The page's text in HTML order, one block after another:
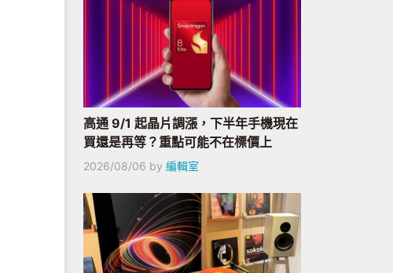
高通 9/1 起晶片調漲，下半年手機現在
買還是再等？重點可能不在標價上
2026/08/06 by 編輯室